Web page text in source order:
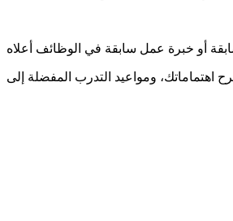
أو خبرة عمل سابقة في الوظائف أعلاه